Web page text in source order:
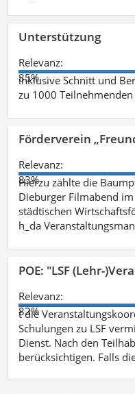
Unterstützung
Relevanz:
85%
inklusive Schnitt und
zu 1000
Förderverein
Relevanz:
83%
Hierzu zählte die
Dieburger Filmabend
städtischen
h_da
POE: "LSF (Lehr-
Relevanz:
82%
t die
Schulungen zu LSF
Dienst. Nach den
berücksichtigen. Falls